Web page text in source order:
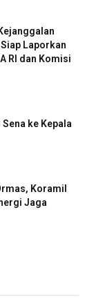
Laporkan
RI dan Komisi
Sena ke Kepala
Koramil
Jaga